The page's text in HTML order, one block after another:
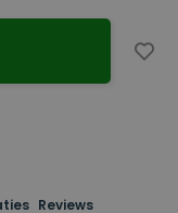
Reviews